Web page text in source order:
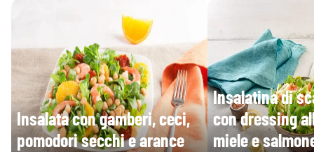
Insalata con gamberi, ceci,
pomodori secchi e arance
Insalatina di
con dressing
miele e